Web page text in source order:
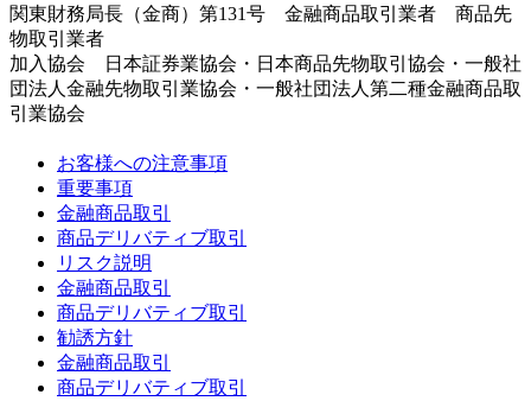
関東財務局長（金商）第131号 金融商品取引業者 商品先
物取引業者
加入協会 日本証券業協会・日本商品先物取引協会・一般社
団法人金融先物取引業協会・一般社団法人第二種金融商品取
引業協会
お客様への注意事項
重要事項
金融商品取引
商品デリバティブ取引
リスク説明
金融商品取引
商品デリバティブ取引
勧誘方針
金融商品取引
商品デリバティブ取引